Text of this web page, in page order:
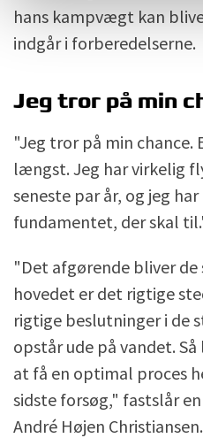
hans kampvægt kan
indgår i forberedelserne.
Jeg tror på min
"Jeg tror på min
længst. Jeg har virkelig
seneste par år, og jeg
fundamentet, der skal
"Det afgørende bliver
hovedet er det rigtige
rigtige beslutninger i de
opstår ude på vandet.
at få en optimal proces
sidste forsøg," fastslår
André Højen Christiansen.